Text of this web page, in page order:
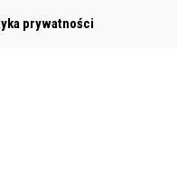
prywatności